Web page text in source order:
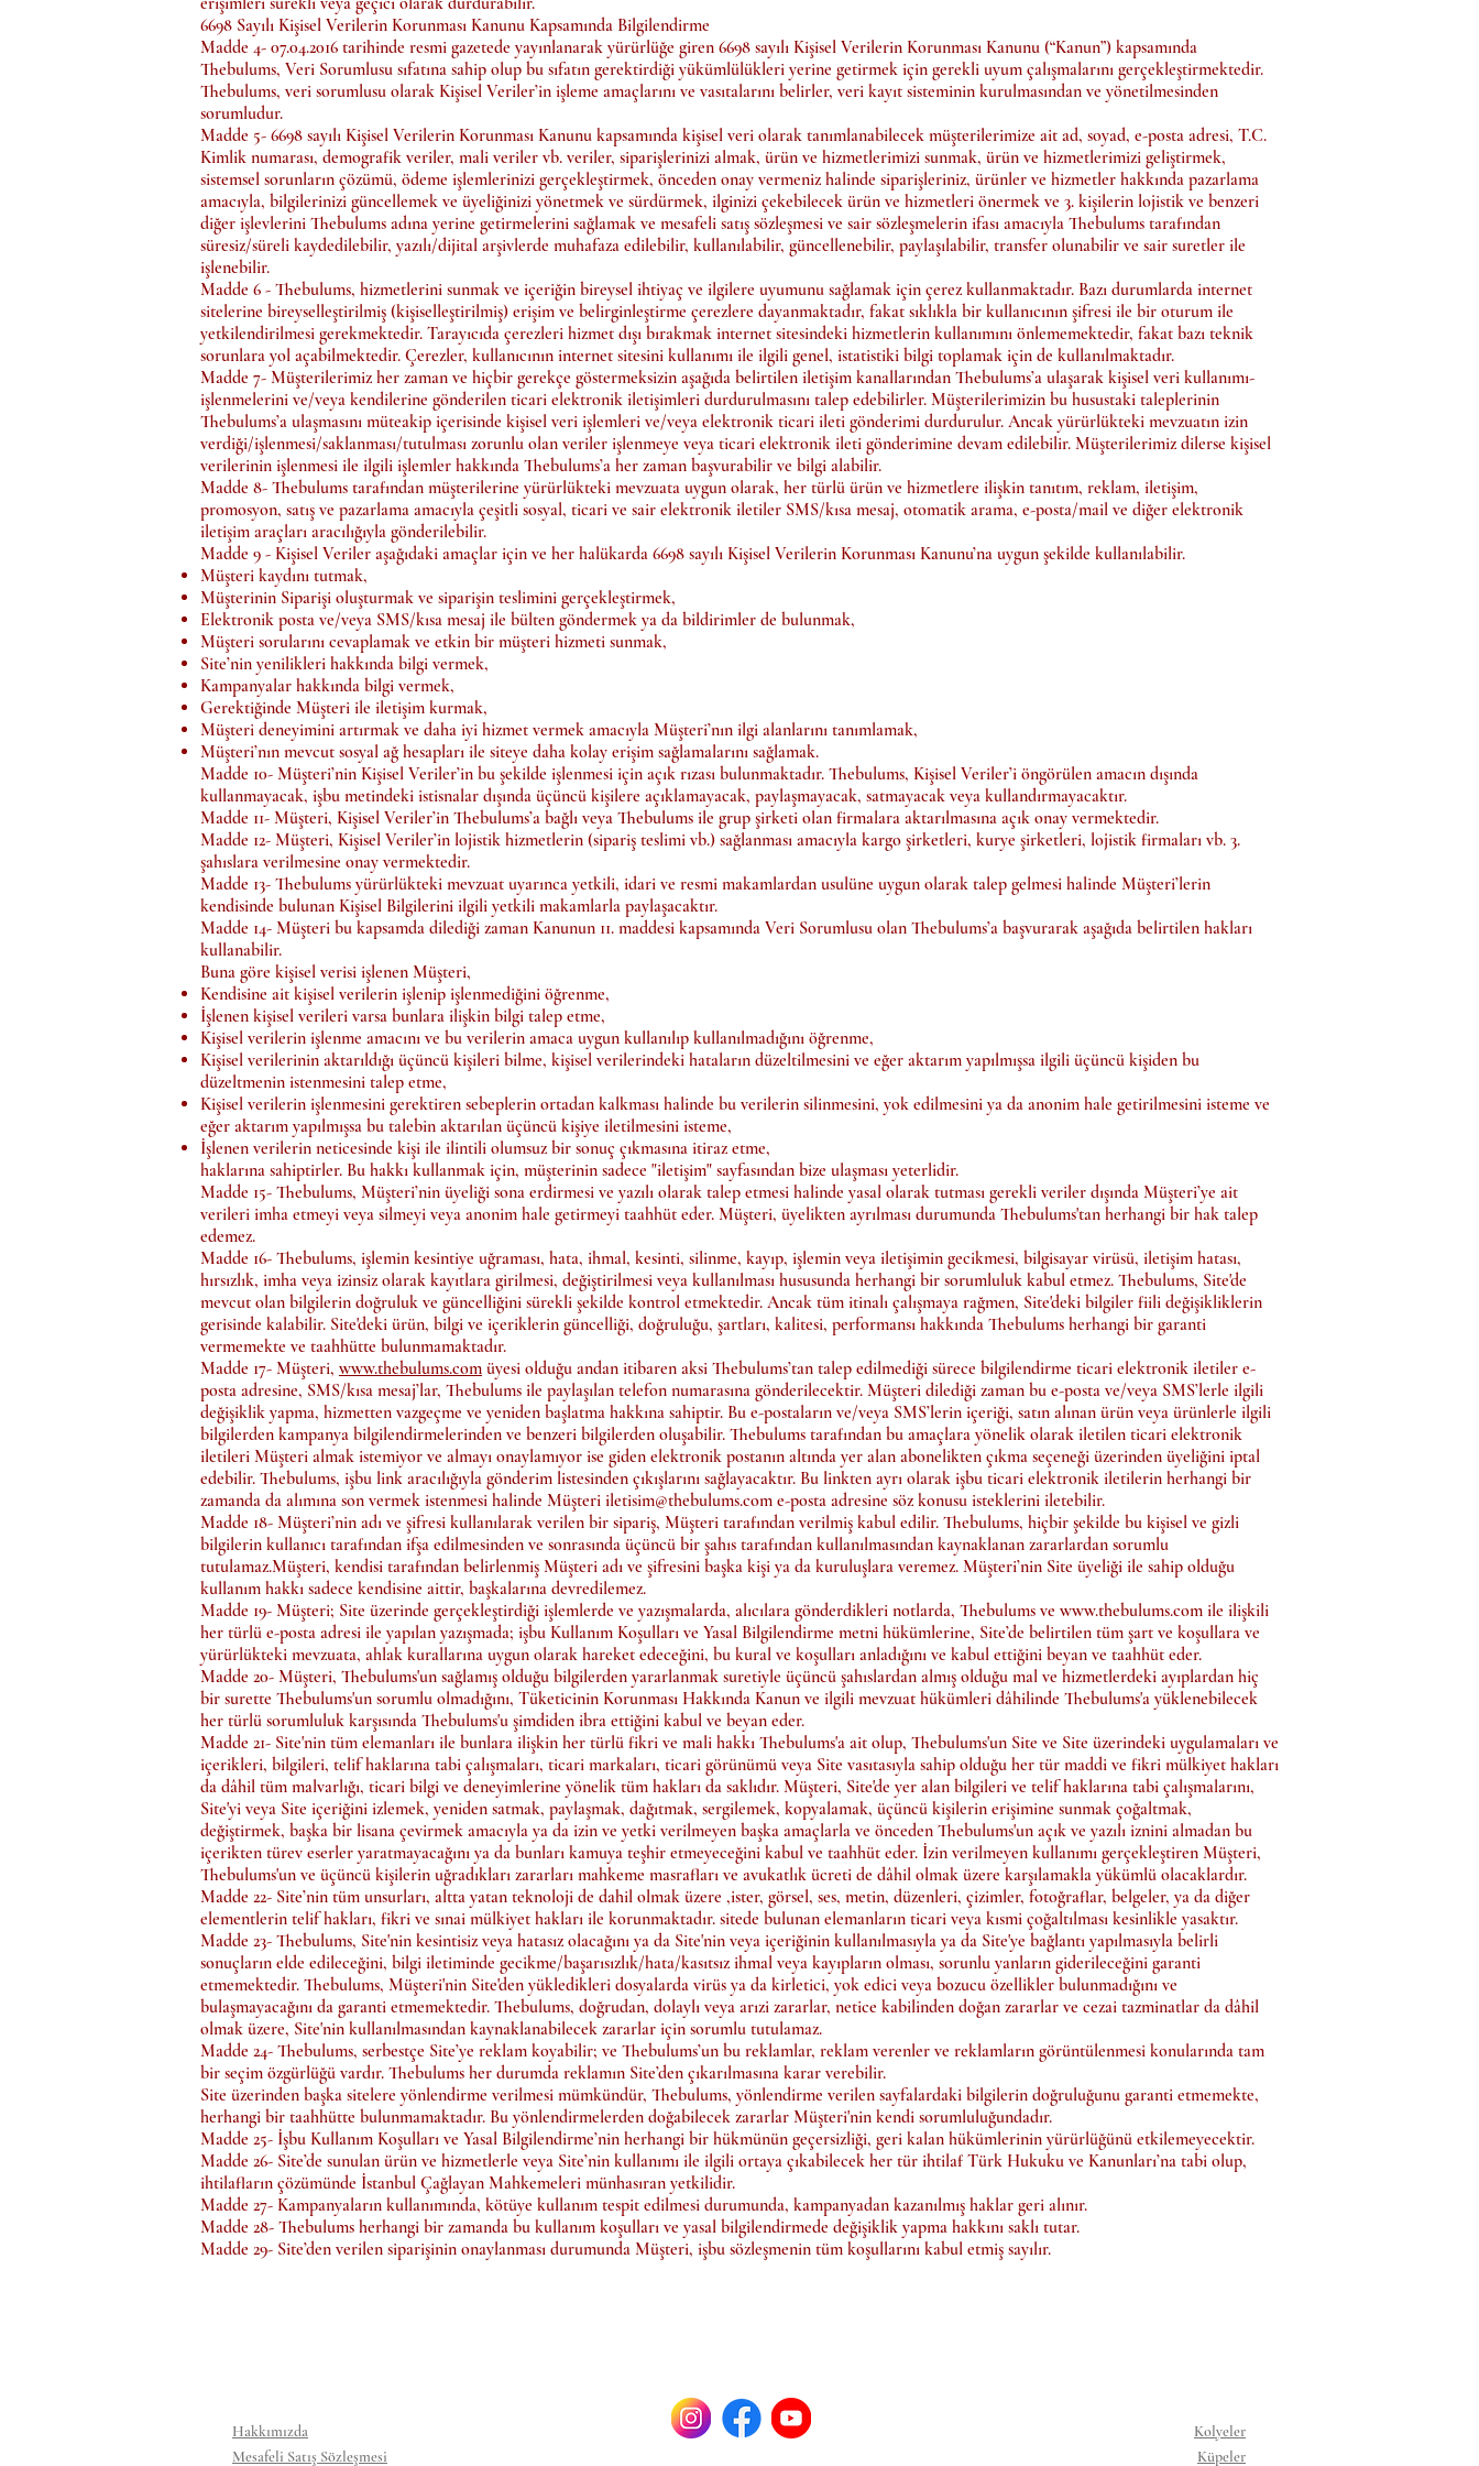
6698 Sayılı Kişisel Verilerin Korunması Kanunu Kapsamında Bilgilendirme
Madde 4- 07.04.2016 tarihinde resmi gazetede yayınlanarak yürürlüğe giren 6698 sayılı Kişisel Verilerin Korunması Kanunu (“Kanun”) kapsamında
Thebulums, Veri Sorumlusu sıfatına sahip olup bu sıfatın gerektirdiği yükümlülükleri yerine getirmek için gerekli uyum çalışmalarını gerçekleştirmektedir.
Thebulums, veri sorumlusu olarak Kişisel Veriler’in işleme amaçlarını ve vasıtalarını belirler, veri kayıt sisteminin kurulmasından ve yönetilmesinden
sorumludur.
Madde 5- 6698 sayılı Kişisel Verilerin Korunması Kanunu kapsamında kişisel veri olarak tanımlanabilecek müşterilerimize ait ad, soyad, e-posta adresi, T.C.
Kimlik numarası, demografik veriler, mali veriler vb. veriler, siparişlerinizi almak, ürün ve hizmetlerimizi sunmak, ürün ve hizmetlerimizi geliştirmek,
sistemsel sorunların çözümü, ödeme işlemlerinizi gerçekleştirmek, önceden onay vermeniz halinde siparişleriniz, ürünler ve hizmetler hakkında pazarlama
amacıyla, bilgilerinizi güncellemek ve üyeliğinizi yönetmek ve sürdürmek, ilginizi çekebilecek ürün ve hizmetleri önermek ve 3. kişilerin lojistik ve benzeri
diğer işlevlerini Thebulums adına yerine getirmelerini sağlamak ve mesafeli satış sözleşmesi ve sair sözleşmelerin ifası amacıyla Thebulums tarafından
süresiz/süreli kaydedilebilir, yazılı/dijital arşivlerde muhafaza edilebilir, kullanılabilir, güncellenebilir, paylaşılabilir, transfer olunabilir ve sair suretler ile
işlenebilir.
Madde 6 - Thebulums, hizmetlerini sunmak ve içeriğin bireysel ihtiyaç ve ilgilere uyumunu sağlamak için çerez kullanmaktadır. Bazı durumlarda internet
sitelerine bireyselleştirilmiş (kişiselleştirilmiş) erişim ve belirginleştirme çerezlere dayanmaktadır, fakat sıklıkla bir kullanıcının şifresi ile bir oturum ile
yetkilendirilmesi gerekmektedir. Tarayıcıda çerezleri hizmet dışı bırakmak internet sitesindeki hizmetlerin kullanımını önlememektedir, fakat bazı teknik
sorunlara yol açabilmektedir. Çerezler, kullanıcının internet sitesini kullanımı ile ilgili genel, istatistiki bilgi toplamak için de kullanılmaktadır.
Madde 7- Müşterilerimiz her zaman ve hiçbir gerekçe göstermeksizin aşağıda belirtilen iletişim kanallarından Thebulums’a ulaşarak kişisel veri kullanımı-
işlenmelerini ve/veya kendilerine gönderilen ticari elektronik iletişimleri durdurulmasını talep edebilirler. Müşterilerimizin bu husustaki taleplerinin
Thebulums’a ulaşmasını müteakip içerisinde kişisel veri işlemleri ve/veya elektronik ticari ileti gönderimi durdurulur. Ancak yürürlükteki mevzuatın izin
verdiği/işlenmesi/saklanması/tutulması zorunlu olan veriler işlenmeye veya ticari elektronik ileti gönderimine devam edilebilir. Müşterilerimiz dilerse kişisel
verilerinin işlenmesi ile ilgili işlemler hakkında Thebulums’a her zaman başvurabilir ve bilgi alabilir.
Madde 8- Thebulums tarafından müşterilerine yürürlükteki mevzuata uygun olarak, her türlü ürün ve hizmetlere ilişkin tanıtım, reklam, iletişim,
promosyon, satış ve pazarlama amacıyla çeşitli sosyal, ticari ve sair elektronik iletiler SMS/kısa mesaj, otomatik arama, e-posta/mail ve diğer elektronik
iletişim araçları aracılığıyla gönderilebilir.
Madde 9 - Kişisel Veriler aşağıdaki amaçlar için ve her halükarda 6698 sayılı Kişisel Verilerin Korunması Kanunu’na uygun şekilde kullanılabilir.
Müşteri kaydını tutmak,
Müşterinin Siparişi oluşturmak ve siparişin teslimini gerçekleştirmek,
Elektronik posta ve/veya SMS/kısa mesaj ile bülten göndermek ya da bildirimler de bulunmak,
Müşteri sorularını cevaplamak ve etkin bir müşteri hizmeti sunmak,
Site’nin yenilikleri hakkında bilgi vermek,
Kampanyalar hakkında bilgi vermek,
Gerektiğinde Müşteri ile iletişim kurmak,
Müşteri deneyimini artırmak ve daha iyi hizmet vermek amacıyla Müşteri’nın ilgi alanlarını tanımlamak,
Müşteri’nın mevcut sosyal ağ hesapları ile siteye daha kolay erişim sağlamalarını sağlamak.
Madde 10- Müşteri’nin Kişisel Veriler’in bu şekilde işlenmesi için açık rızası bulunmaktadır. Thebulums, Kişisel Veriler’i öngörülen amacın dışında
kullanmayacak, işbu metindeki istisnalar dışında üçüncü kişilere açıklamayacak, paylaşmayacak, satmayacak veya kullandırmayacaktır.
Madde 11- Müşteri, Kişisel Veriler’in Thebulums’a bağlı veya Thebulums ile grup şirketi olan firmalara aktarılmasına açık onay vermektedir.
Madde 12- Müşteri, Kişisel Veriler’in lojistik hizmetlerin (sipariş teslimi vb.) sağlanması amacıyla kargo şirketleri, kurye şirketleri, lojistik firmaları vb. 3.
şahıslara verilmesine onay vermektedir.
Madde 13- Thebulums yürürlükteki mevzuat uyarınca yetkili, idari ve resmi makamlardan usulüne uygun olarak talep gelmesi halinde Müşteri’lerin
kendisinde bulunan Kişisel Bilgilerini ilgili yetkili makamlarla paylaşacaktır.
Madde 14- Müşteri bu kapsamda dilediği zaman Kanunun 11. maddesi kapsamında Veri Sorumlusu olan Thebulums’a başvurarak aşağıda belirtilen hakları
kullanabilir.
Buna göre kişisel verisi işlenen Müşteri,
Kendisine ait kişisel verilerin işlenip işlenmediğini öğrenme,
İşlenen kişisel verileri varsa bunlara ilişkin bilgi talep etme,
Kişisel verilerin işlenme amacını ve bu verilerin amaca uygun kullanılıp kullanılmadığını öğrenme,
Kişisel verilerinin aktarıldığı üçüncü kişileri bilme, kişisel verilerindeki hataların düzeltilmesini ve eğer aktarım yapılmışsa ilgili üçüncü kişiden bu
düzeltmenin istenmesini talep etme,
Kişisel verilerin işlenmesini gerektiren sebeplerin ortadan kalkması halinde bu verilerin silinmesini, yok edilmesini ya da anonim hale getirilmesini isteme ve
eğer aktarım yapılmışsa bu talebin aktarılan üçüncü kişiye iletilmesini isteme,
İşlenen verilerin neticesinde kişi ile ilintili olumsuz bir sonuç çıkmasına itiraz etme,
haklarına sahiptirler. Bu hakkı kullanmak için, müşterinin sadece "iletişim" sayfasından bize ulaşması yeterlidir.
Madde 15- Thebulums, Müşteri’nin üyeliği sona erdirmesi ve yazılı olarak talep etmesi halinde yasal olarak tutması gerekli veriler dışında Müşteri’ye ait
verileri imha etmeyi veya silmeyi veya anonim hale getirmeyi taahhüt eder. Müşteri, üyelikten ayrılması durumunda Thebulums'tan herhangi bir hak talep
edemez.
Madde 16- Thebulums, işlemin kesintiye uğraması, hata, ihmal, kesinti, silinme, kayıp, işlemin veya iletişimin gecikmesi, bilgisayar virüsü, iletişim hatası,
hırsızlık, imha veya izinsiz olarak kayıtlara girilmesi, değiştirilmesi veya kullanılması hususunda herhangi bir sorumluluk kabul etmez. Thebulums, Site'de
mevcut olan bilgilerin doğruluk ve güncelliğini sürekli şekilde kontrol etmektedir. Ancak tüm itinalı çalışmaya rağmen, Site'deki bilgiler fiili değişikliklerin
gerisinde kalabilir. Site'deki ürün, bilgi ve içeriklerin güncelliği, doğruluğu, şartları, kalitesi, performansı hakkında Thebulums herhangi bir garanti
vermemekte ve taahhütte bulunmamaktadır.
Madde 17- Müşteri, www.thebulums.com üyesi olduğu andan itibaren aksi Thebulums’tan talep edilmediği sürece bilgilendirme ticari elektronik iletiler e-
posta adresine, SMS/kısa mesaj’lar, Thebulums ile paylaşılan telefon numarasına gönderilecektir. Müşteri dilediği zaman bu e-posta ve/veya SMS’lerle ilgili
değişiklik yapma, hizmetten vazgeçme ve yeniden başlatma hakkına sahiptir. Bu e-postaların ve/veya SMS’lerin içeriği, satın alınan ürün veya ürünlerle ilgili
bilgilerden kampanya bilgilendirmelerinden ve benzeri bilgilerden oluşabilir. Thebulums tarafından bu amaçlara yönelik olarak iletilen ticari elektronik
iletileri Müşteri almak istemiyor ve almayı onaylamıyor ise giden elektronik postanın altında yer alan abonelikten çıkma seçeneği üzerinden üyeliğini iptal
edebilir. Thebulums, işbu link aracılığıyla gönderim listesinden çıkışlarını sağlayacaktır. Bu linkten ayrı olarak işbu ticari elektronik iletilerin herhangi bir
zamanda da alımına son vermek istenmesi halinde Müşteri iletisim@thebulums.com e-posta adresine söz konusu isteklerini iletebilir.
Madde 18- Müşteri’nin adı ve şifresi kullanılarak verilen bir sipariş, Müşteri tarafından verilmiş kabul edilir. Thebulums, hiçbir şekilde bu kişisel ve gizli
bilgilerin kullanıcı tarafından ifşa edilmesinden ve sonrasında üçüncü bir şahıs tarafından kullanılmasından kaynaklanan zararlardan sorumlu
tutulamaz.Müşteri, kendisi tarafından belirlenmiş Müşteri adı ve şifresini başka kişi ya da kuruluşlara veremez. Müşteri’nin Site üyeliği ile sahip olduğu
kullanım hakkı sadece kendisine aittir, başkalarına devredilemez.
Madde 19- Müşteri; Site üzerinde gerçekleştirdiği işlemlerde ve yazışmalarda, alıcılara gönderdikleri notlarda, Thebulums ve www.thebulums.com ile ilişkili
her türlü e-posta adresi ile yapılan yazışmada; işbu Kullanım Koşulları ve Yasal Bilgilendirme metni hükümlerine, Site’de belirtilen tüm şart ve koşullara ve
yürürlükteki mevzuata, ahlak kurallarına uygun olarak hareket edeceğini, bu kural ve koşulları anladığını ve kabul ettiğini beyan ve taahhüt eder.
Madde 20- Müşteri, Thebulums'un sağlamış olduğu bilgilerden yararlanmak suretiyle üçüncü şahıslardan almış olduğu mal ve hizmetlerdeki ayıplardan hiç
bir surette Thebulums'un sorumlu olmadığını, Tüketicinin Korunması Hakkında Kanun ve ilgili mevzuat hükümleri dâhilinde Thebulums'a yüklenebilecek
her türlü sorumluluk karşısında Thebulums'u şimdiden ibra ettiğini kabul ve beyan eder.
Madde 21- Site'nin tüm elemanları ile bunlara ilişkin her türlü fikri ve mali hakkı Thebulums'a ait olup, Thebulums'un Site ve Site üzerindeki uygulamaları ve
içerikleri, bilgileri, telif haklarına tabi çalışmaları, ticari markaları, ticari görünümü veya Site vasıtasıyla sahip olduğu her tür maddi ve fikri mülkiyet hakları
da dâhil tüm malvarlığı, ticari bilgi ve deneyimlerine yönelik tüm hakları da saklıdır. Müşteri, Site'de yer alan bilgileri ve telif haklarına tabi çalışmalarını,
Site'yi veya Site içeriğini izlemek, yeniden satmak, paylaşmak, dağıtmak, sergilemek, kopyalamak, üçüncü kişilerin erişimine sunmak çoğaltmak,
değiştirmek, başka bir lisana çevirmek amacıyla ya da izin ve yetki verilmeyen başka amaçlarla ve önceden Thebulums'un açık ve yazılı iznini almadan bu
içerikten türev eserler yaratmayacağını ya da bunları kamuya teşhir etmeyeceğini kabul ve taahhüt eder. İzin verilmeyen kullanımı gerçekleştiren Müşteri,
Thebulums'un ve üçüncü kişilerin uğradıkları zararları mahkeme masrafları ve avukatlık ücreti de dâhil olmak üzere karşılamakla yükümlü olacaklardır.
Madde 22- Site’nin tüm unsurları, altta yatan teknoloji de dahil olmak üzere ,ister, görsel, ses, metin, düzenleri, çizimler, fotoğraflar, belgeler, ya da diğer
elementlerin telif hakları, fikri ve sınai mülkiyet hakları ile korunmaktadır. sitede bulunan elemanların ticari veya kısmi çoğaltılması kesinlikle yasaktır.
Madde 23- Thebulums, Site'nin kesintisiz veya hatasız olacağını ya da Site'nin veya içeriğinin kullanılmasıyla ya da Site'ye bağlantı yapılmasıyla belirli
sonuçların elde edileceğini, bilgi iletiminde gecikme/başarısızlık/hata/kasıtsız ihmal veya kayıpların olması, sorunlu yanların giderileceğini garanti
etmemektedir. Thebulums, Müşteri'nin Site'den yükledikleri dosyalarda virüs ya da kirletici, yok edici veya bozucu özellikler bulunmadığını ve
bulaşmayacağını da garanti etmemektedir. Thebulums, doğrudan, dolaylı veya arızi zararlar, netice kabilinden doğan zararlar ve cezai tazminatlar da dâhil
olmak üzere, Site'nin kullanılmasından kaynaklanabilecek zararlar için sorumlu tutulamaz.
Madde 24- Thebulums, serbestçe Site’ye reklam koyabilir; ve Thebulums’un bu reklamlar, reklam verenler ve reklamların görüntülenmesi konularında tam
bir seçim özgürlüğü vardır. Thebulums her durumda reklamın Site’den çıkarılmasına karar verebilir.
Site üzerinden başka sitelere yönlendirme verilmesi mümkündür, Thebulums, yönlendirme verilen sayfalardaki bilgilerin doğruluğunu garanti etmemekte,
herhangi bir taahhütte bulunmamaktadır. Bu yönlendirmelerden doğabilecek zararlar Müşteri'nin kendi sorumluluğundadır.
Madde 25- İşbu Kullanım Koşulları ve Yasal Bilgilendirme’nin herhangi bir hükmünün geçersizliği, geri kalan hükümlerinin yürürlüğünü etkilemeyecektir.
Madde 26- Site’de sunulan ürün ve hizmetlerle veya Site’nin kullanımı ile ilgili ortaya çıkabilecek her tür ihtilaf Türk Hukuku ve Kanunları’na tabi olup,
ihtilafların çözümünde İstanbul Çağlayan Mahkemeleri münhasıran yetkilidir.
Madde 27- Kampanyaların kullanımında, kötüye kullanım tespit edilmesi durumunda, kampanyadan kazanılmış haklar geri alınır.
Madde 28- Thebulums herhangi bir zamanda bu kullanım koşulları ve yasal bilgilendirmede değişiklik yapma hakkını saklı tutar.
Madde 29- Site’den verilen siparişinin onaylanması durumunda Müşteri, işbu sözleşmenin tüm koşullarını kabul etmiş sayılır.
Hakkımızda
Mesafeli Satış Sözleşmesi
Kolyeler
Küpeler